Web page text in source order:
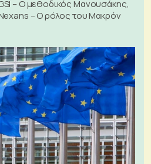
– Ο μεθοδικός Μανουσάκης,
– Ο ρόλος του Μακρόν